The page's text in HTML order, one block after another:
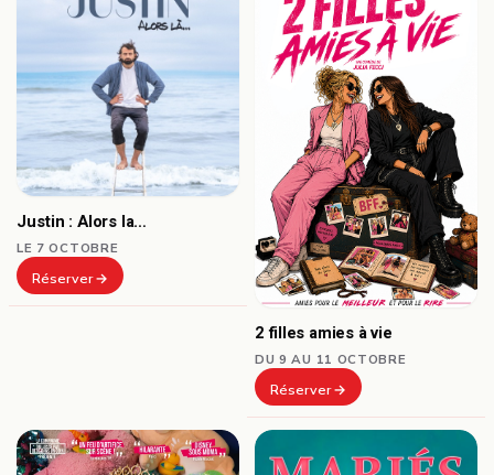
Justin : Alors la…
LE 7 OCTOBRE
Réserver
2 filles amies à vie
DU 9 AU 11 OCTOBRE
Réserver